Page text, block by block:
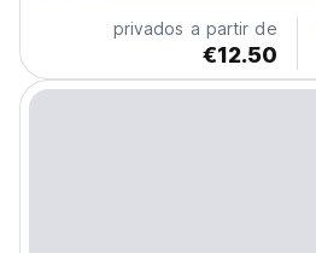
privados a partir de
€12.50